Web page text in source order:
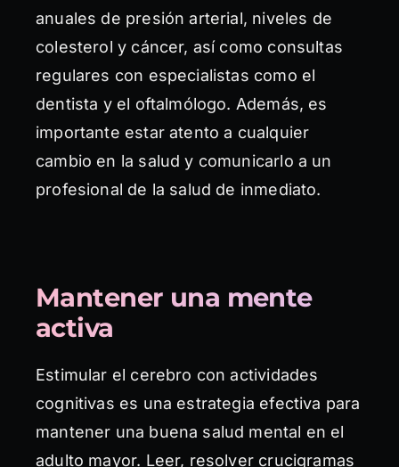
anuales de presión arterial, niveles de
colesterol y cáncer, así como consultas
regulares con especialistas como el
dentista y el oftalmólogo. Además, es
importante estar atento a cualquier
cambio en la salud y comunicarlo a un
profesional de la salud de inmediato.
Mantener una mente
activa
Estimular el cerebro con actividades
cognitivas es una estrategia efectiva para
mantener una buena salud mental en el
adulto mayor. Leer, resolver crucigramas